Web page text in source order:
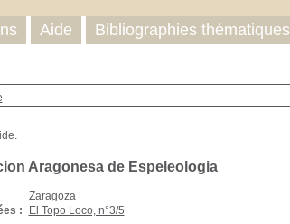
Aragonesa de Espeleologia
Zaragoza
:
El Topo Loco, n°3/5
Aide Bibliographies thématiques